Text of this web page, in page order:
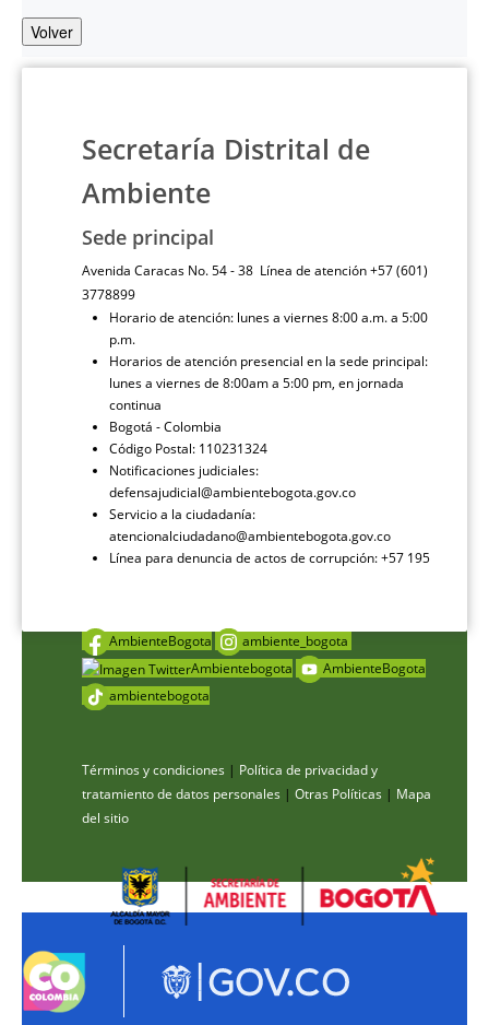
Volver
Secretaría Distrital de
Ambiente
Sede principal
Avenida Caracas No. 54 - 38 Línea de atención +57 (601)
3778899
Horario de atención: lunes a viernes 8:00 a.m. a 5:00
p.m.
Horarios de atención presencial en la sede principal:
lunes a viernes de 8:00am a 5:00 pm, en jornada
continua
Bogotá - Colombia
Código Postal: 110231324
Notificaciones judiciales:
defensajudicial@ambientebogota.gov.co
Servicio a la ciudadanía:
atencionalciudadano@ambientebogota.gov.co
Línea para denuncia de actos de corrupción: +57 195
AmbienteBogota
ambiente_bogota
Ambientebogota
AmbienteBogota
ambientebogota
Términos y condiciones | Política de privacidad y
tratamiento de datos personales | Otras Políticas | Mapa
del sitio